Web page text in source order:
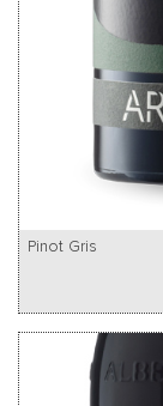
Pinot Gris